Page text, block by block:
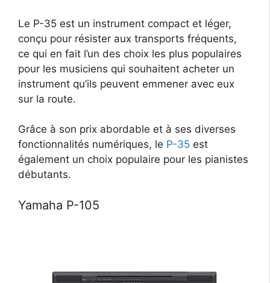
Le P-35 est un instrument compact et léger,
conçu pour résister aux transports fréquents,
ce qui en fait l’un des choix les plus populaires
pour les musiciens qui souhaitent acheter un
instrument qu’ils peuvent emmener avec eux
sur la route.
Grâce à son prix abordable et à ses diverses
fonctionnalités numériques, le P-35 est
également un choix populaire pour les pianistes
débutants.
Yamaha P-105